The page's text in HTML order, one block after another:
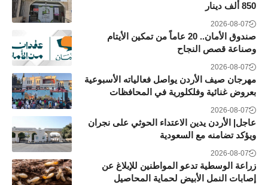
850 ألف دينار
2026-08-07
صندوق الأمان.. 20 عاماً من تمكين الأيتام
وصناعة قصص النجاح
2026-08-07
مهرجان صيف الأردن يواصل فعالياته الأسبوعية
بعروض غنائية وفلكلورية في المحافظات
2026-08-07
عاجل| الأردن يدين الاعتداء الحوثي على نجران
ويؤكد تضامنه مع السعودية
2026-08-07
زراعة الوسطية تدعو المواطنين للإبلاغ عن
إصابات النمل الأبيض لحماية المحاصيل